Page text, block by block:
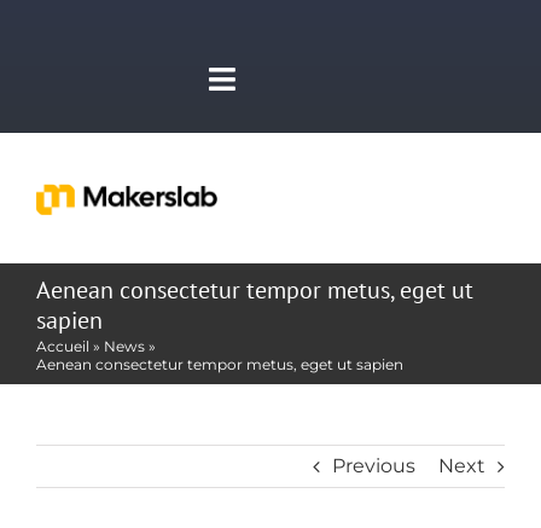
Toggle
Navigation
E-Learning
Makers Home
The Coworking
L’Accélérateur
Aenean consectetur tempor metus, eget ut
sapien
Accueil » News »
Aenean consectetur tempor metus, eget ut sapien
Previous Next